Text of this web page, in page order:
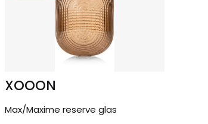
XOOON
Max/Maxime reserve glas